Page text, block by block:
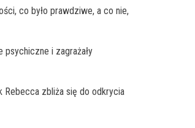
co było prawdziwe, a co nie,
i zagrażały
Rebecca zbliża się do odkrycia